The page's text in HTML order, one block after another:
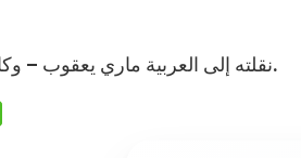
نقلته إلى العربية ماري يعقوب – وكالة زينيت العالمية.